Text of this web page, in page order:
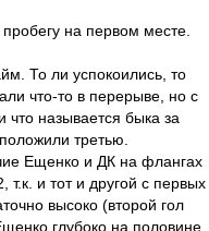
на первом месте.
То ли успокоились, то
что-то в перерыве, но с
что называется быка за
третью.
Ещенко и ДК на флангах
т.к. и тот и другой с первых
высоко (второй гол
глубоко на половине